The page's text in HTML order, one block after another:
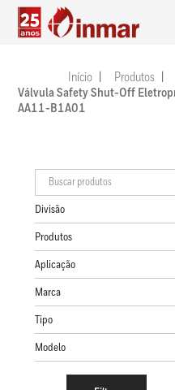
Início Produtos
Válvula Safety Shut-Off
AA11-B1A01
Divisão
Produtos
Aplicação
Marca
Tipo
Modelo